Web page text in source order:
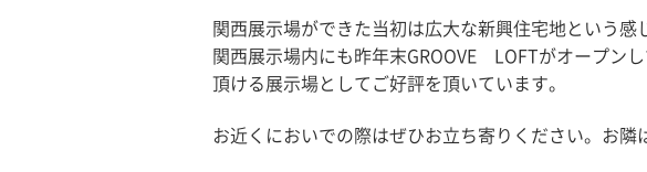
関西展示場ができた当初は広大な新興住宅地という
関西展示場内にも昨年末GROOVE LOFTがオープン
頂ける展示場としてご好評を頂いています。
お近くにおいでの際はぜひお立ち寄りください。お